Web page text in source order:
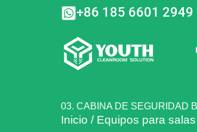
+86 185 6601 2949
03. CABINA DE SEGURIDAD
Inicio / Equipos para